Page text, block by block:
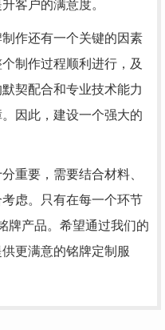
客户的满意度。
作还有一个关键的因素
制作过程顺利进行，及
契配合和专业技术能力
因此，建设一个强大的
重要，需要结合材料、
虑。只有在每一个环节
牌产品。希望通过我们的
更满意的铭牌定制服